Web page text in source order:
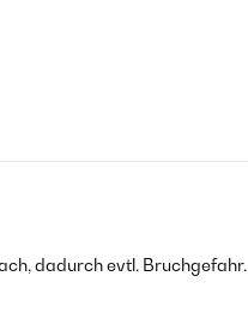
dadurch evtl. Bruchgefahr.